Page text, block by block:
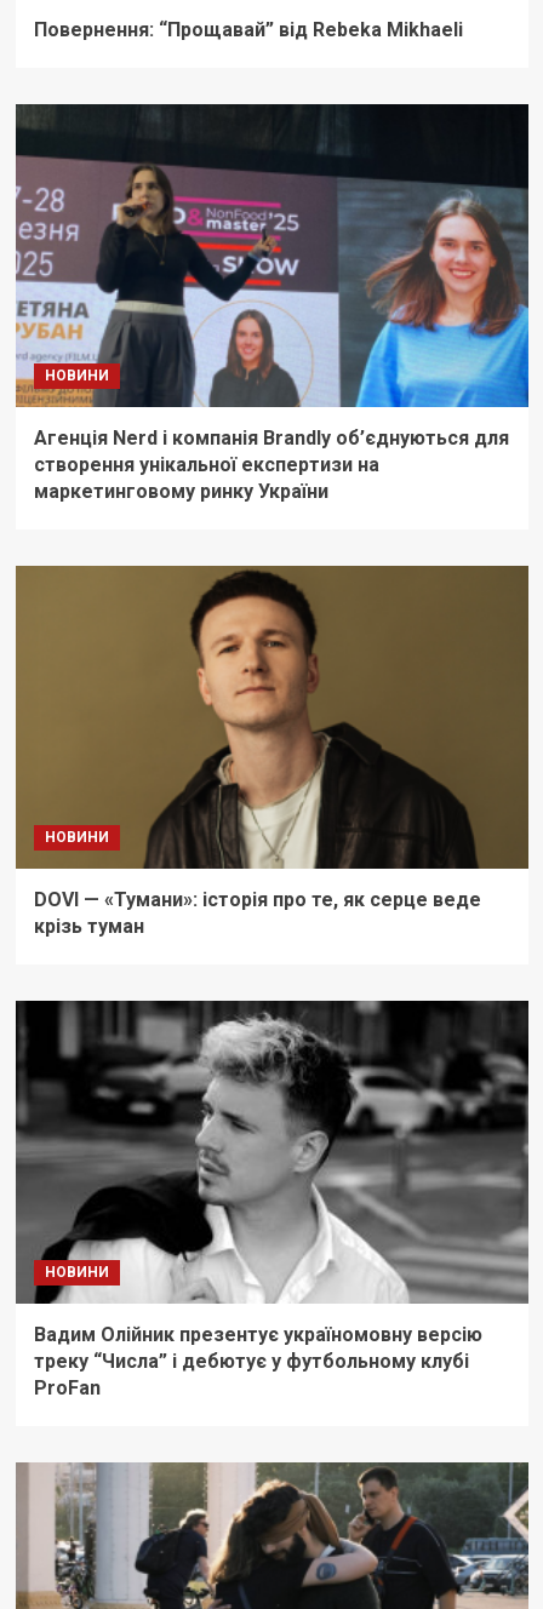
Повернення: “Прощавай” від Rebeka Mikhaeli
НОВИНИ
Агенція Nerd і компанія Brandly об’єднуються для
створення унікальної експертизи на
маркетинговому ринку України
НОВИНИ
DOVI — «Тумани»: історія про те, як серце веде
крізь туман
НОВИНИ
Вадим Олійник презентує україномовну версію
треку “Числа” і дебютує у футбольному клубі
ProFan